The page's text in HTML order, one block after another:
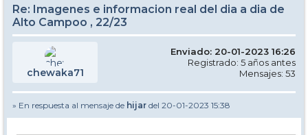
Re: Imagenes e informacion real del dia a dia de
Alto Campoo , 22/23
chewaka71
Enviado: 20-01-2023 16:26
Registrado: 5 años antes
Mensajes: 53
» En respuesta al mensaje de hijar del 20-01-2023 15:38